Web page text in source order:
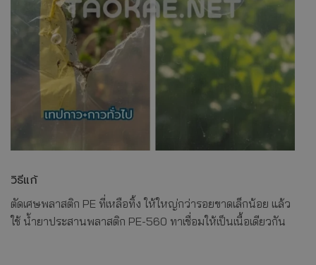
วิธีแก้
ตัดเศษพลาสติก PE ที่เหลือทิ้ง ให้ใหญ่กว่ารอยขาดเล็กน้อย แล้ว
ใช้ น้ำยาประสานพลาสติก PE-560 ทาเชื่อมให้เป็นเนื้อเดียวกัน